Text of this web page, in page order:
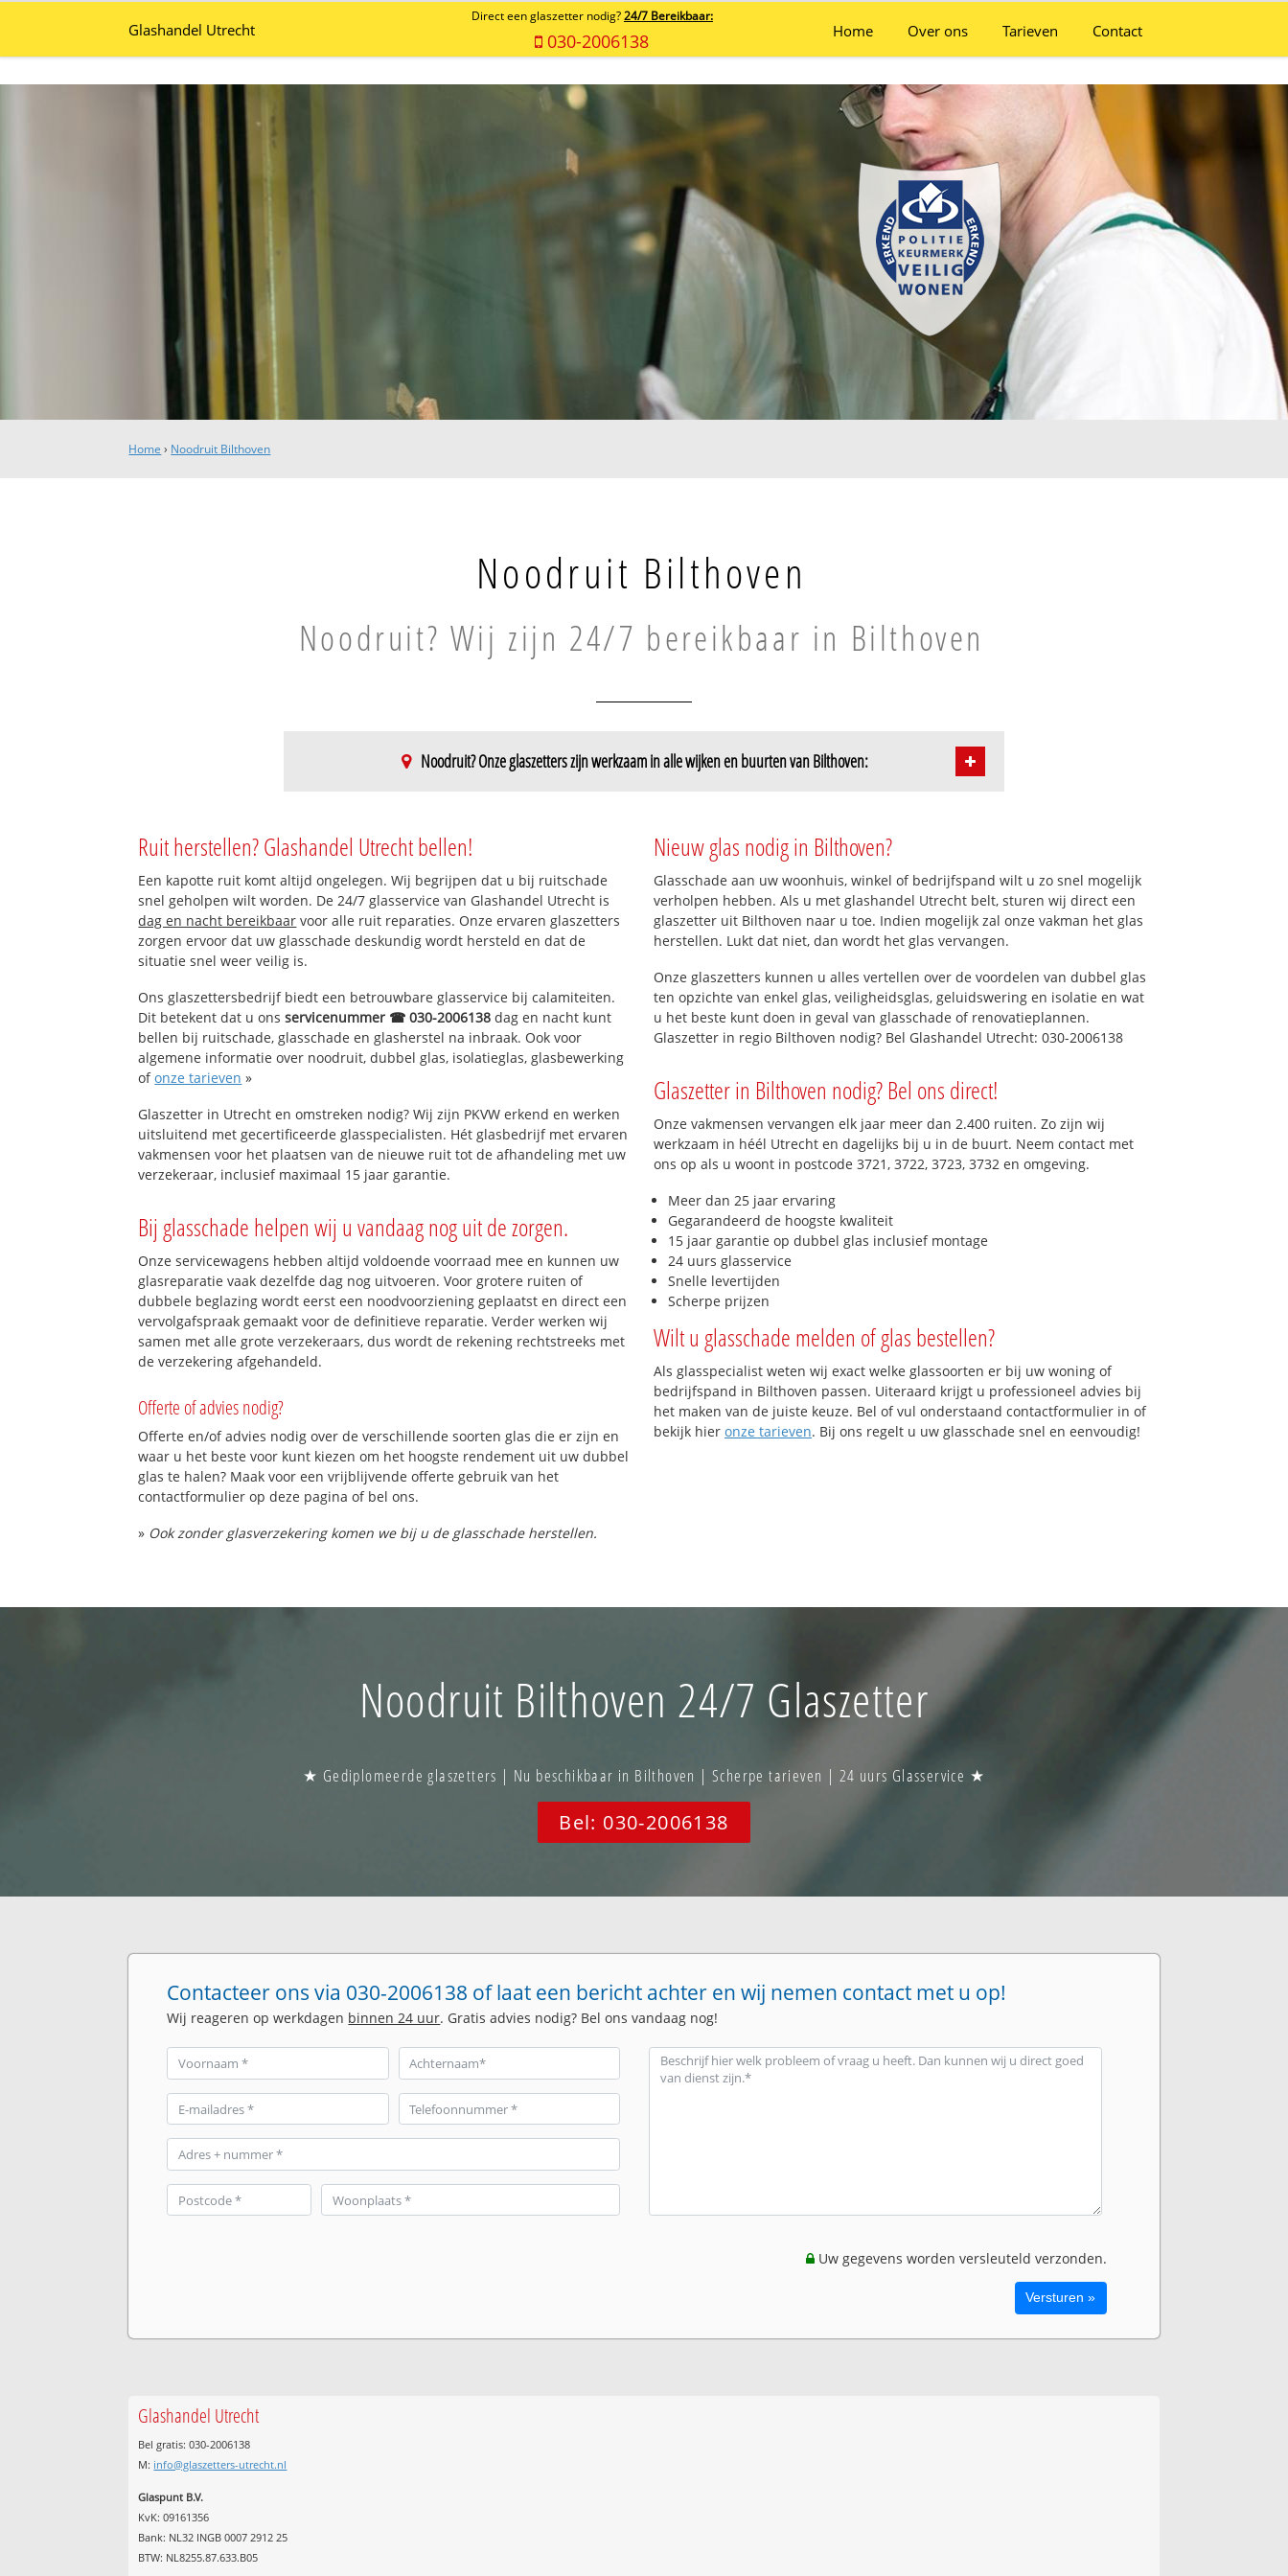
Glashandel Utrecht
Direct een glaszetter nodig? 24/7 Bereikbaar:
030-2006138 Home Over ons Tarieven Contact
Home › Noodruit Bilthoven
Noodruit Bilthoven
Noodruit? Wij zijn 24/7 bereikbaar in Bilthoven
Noodruit? Onze glaszetters zijn werkzaam in alle wijken en buurten van Bilthoven:
De Leyen
Ruit herstellen? Glashandel Utrecht bellen!
Een kapotte ruit komt altijd ongelegen. Wij begrijpen dat u bij ruitschade
snel geholpen wilt worden. De 24/7 glasservice van Glashandel Utrecht is
dag en nacht bereikbaar voor alle ruit reparaties. Onze ervaren glaszetters
zorgen ervoor dat uw glasschade deskundig wordt hersteld en dat de
situatie snel weer veilig is.
Ons glaszettersbedrijf biedt een betrouwbare glasservice bij calamiteiten.
Dit betekent dat u onsservicenummer ☎ 030-2006138 dag en nacht kunt
bellen bij ruitschade, glasschade en glasherstel na inbraak. Ook voor
algemene informatie over noodruit, dubbel glas, isolatieglas, glasbewerking
ofonze tarieven »
Glaszetter in Utrecht en omstreken nodig? Wij zijn PKVW erkend en werken
uitsluitend met gecertificeerde glasspecialisten. Hét glasbedrijf met ervaren
vakmensen voor het plaatsen van de nieuwe ruit tot de afhandeling met uw
verzekeraar, inclusief maximaal 15 jaar garantie.
Bij glasschade helpen wij u vandaag nog uit de zorgen.
Onze servicewagens hebben altijd voldoende voorraad mee en kunnen uw
glasreparatie vaak dezelfde dag nog uitvoeren. Voor grotere ruiten of
dubbele beglazing wordt eerst een noodvoorziening geplaatst en direct een
vervolgafspraak gemaakt voor de definitieve reparatie. Verder werken wij
samen met alle grote verzekeraars, dus wordt de rekening rechtstreeks met
de verzekering afgehandeld.
Offerte of advies nodig?
Offerte en/of advies nodig over de verschillende soorten glas die er zijn en
waar u het beste voor kunt kiezen om het hoogste rendement uit uw dubbel
glas te halen? Maak voor een vrijblijvende offerte gebruik van het
contactformulier op deze pagina of bel ons.
» Ook zonder glasverzekering komen we bij u de glasschade herstellen.
Nieuw glas nodig in Bilthoven?
Glasschade aan uw woonhuis, winkel of bedrijfspand wilt u zo snel mogelijk
verholpen hebben. Als u met glashandel Utrecht belt, sturen wij direct een
glaszetter uit Bilthoven naar u toe. Indien mogelijk zal onze vakman het glas
herstellen. Lukt dat niet, dan wordt het glas vervangen.
Onze glaszetters kunnen u alles vertellen over de voordelen van dubbel glas
ten opzichte van enkel glas, veiligheidsglas, geluidswering en isolatie en wat
u het beste kunt doen in geval van glasschade of renovatieplannen.
Glaszetter in regio Bilthoven nodig? Bel Glashandel Utrecht: 030-2006138
Glaszetter in Bilthoven nodig? Bel ons direct!
Onze vakmensen vervangen elk jaar meer dan 2.400 ruiten. Zo zijn wij
werkzaam in héél Utrecht en dagelijks bij u in de buurt. Neem contact met
ons op als u woont in postcode 3721, 3722, 3723, 3732 en omgeving.
Meer dan 25 jaar ervaring
Gegarandeerd de hoogste kwaliteit
15 jaar garantie op dubbel glas inclusief montage
24 uurs glasservice
Snelle levertijden
Scherpe prijzen
Wilt u glasschade melden of glas bestellen?
Als glasspecialist weten wij exact welke glassoorten er bij uw woning of
bedrijfspand in Bilthoven passen. Uiteraard krijgt u professioneel advies bij
het maken van de juiste keuze. Bel of vul onderstaand contactformulier in of
bekijk hier onze tarieven. Bij ons regelt u uw glasschade snel en eenvoudig!
Noodruit Bilthoven 24/7 Glaszetter
★ Gediplomeerde glaszetters | Nu beschikbaar in Bilthoven | Scherpe tarieven | 24 uurs Glasservice ★
Bel: 030-2006138
Contacteer ons via 030-2006138 of laat een bericht achter en wij nemen contact met u op!
Wij reageren op werkdagen binnen 24 uur. Gratis advies nodig? Bel ons vandaag nog!
Uw gegevens worden versleuteld verzonden.
Glashandel Utrecht
Bel gratis: 030-2006138
M: info@glaszetters-utrecht.nl
Glaspunt B.V.
KvK: 09161356
Bank: NL32 INGB 0007 2912 25
BTW: NL8255.87.633.B05